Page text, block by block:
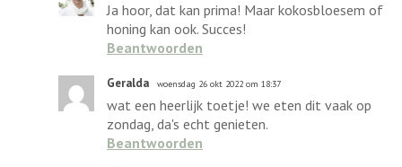
Ja hoor, dat kan prima! Maar kokosbloesem of
honing kan ook. Succes!
Beantwoorden
Geralda woensdag 26 okt 2022 om 18:37
wat een heerlijk toetje! we eten dit vaak op
zondag, da's echt genieten.
Beantwoorden